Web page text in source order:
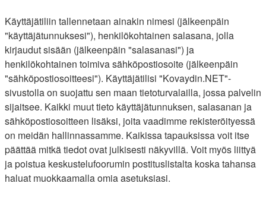
Käyttäjätiliin tallennetaan ainakin nimesi (jälkeenpäin
"käyttäjätunnuksesi"), henkilökohtainen salasana, jolla
kirjaudut sisään (jälkeenpäin "salasanasi") ja
henkilökohtainen toimiva sähköpostiosoite (jälkeenpäin
"sähköpostiosoitteesi"). Käyttäjätilisi "Kovaydin.NET"-
sivustolla on suojattu sen maan tietoturvalailla, jossa palvelin
sijaitsee. Kaikki muut tieto käyttäjätunnuksen, salasanan ja
sähköpostiosoitteen lisäksi, joita vaadimme rekisteröityessä
on meidän hallinnassamme. Kaikissa tapauksissa voit itse
päättää mitkä tiedot ovat julkisesti näkyvillä. Voit myös liittyä
ja poistua keskustelufoorumin postituslistalta koska tahansa
haluat muokkaamalla omia asetuksiasi.